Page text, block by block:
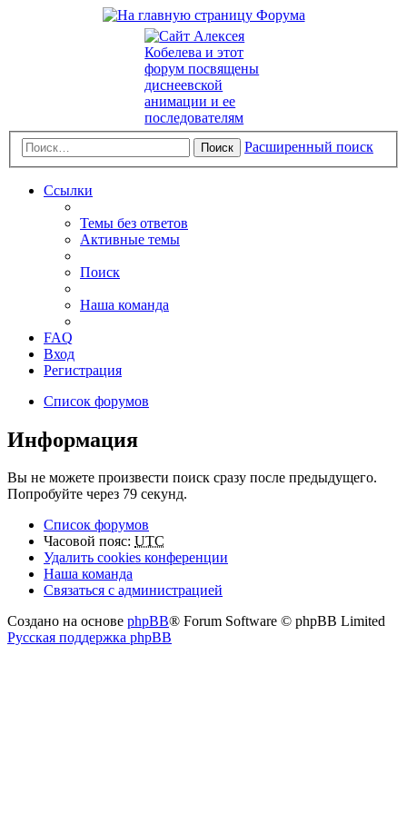
Поиск Расширенный поиск
Ссылки
Темы без ответов
Активные темы
Поиск
Наша команда
FAQ
Вход
Регистрация
Список форумов
Информация
Вы не можете произвести поиск сразу после предыдущего.
Попробуйте через 79 секунд.
Список форумов
Часовой пояс: UTC
Удалить cookies конференции
Наша команда
Связаться с администрацией
Создано на основе phpBB® Forum Software © phpBB Limited
Русская поддержка phpBB